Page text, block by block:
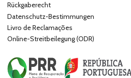
Rückgaberecht
Datenschutz-Bestimmungen
Livro de Reclamações
Online-Streitbeilegung (ODR)